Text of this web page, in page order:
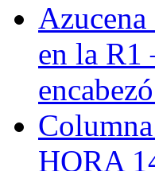
en la R1
HORA